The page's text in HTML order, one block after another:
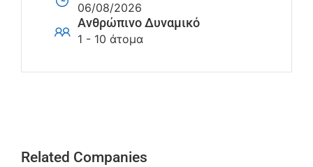
06/08/2026
Ανθρώπινο Δυναμικό
1 - 10 άτομα
Related Companies